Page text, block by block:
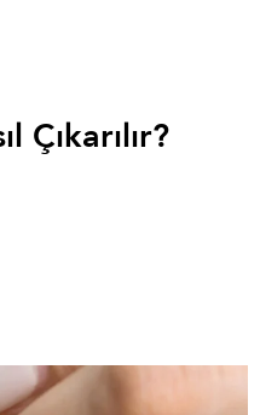
Çıkarılır?